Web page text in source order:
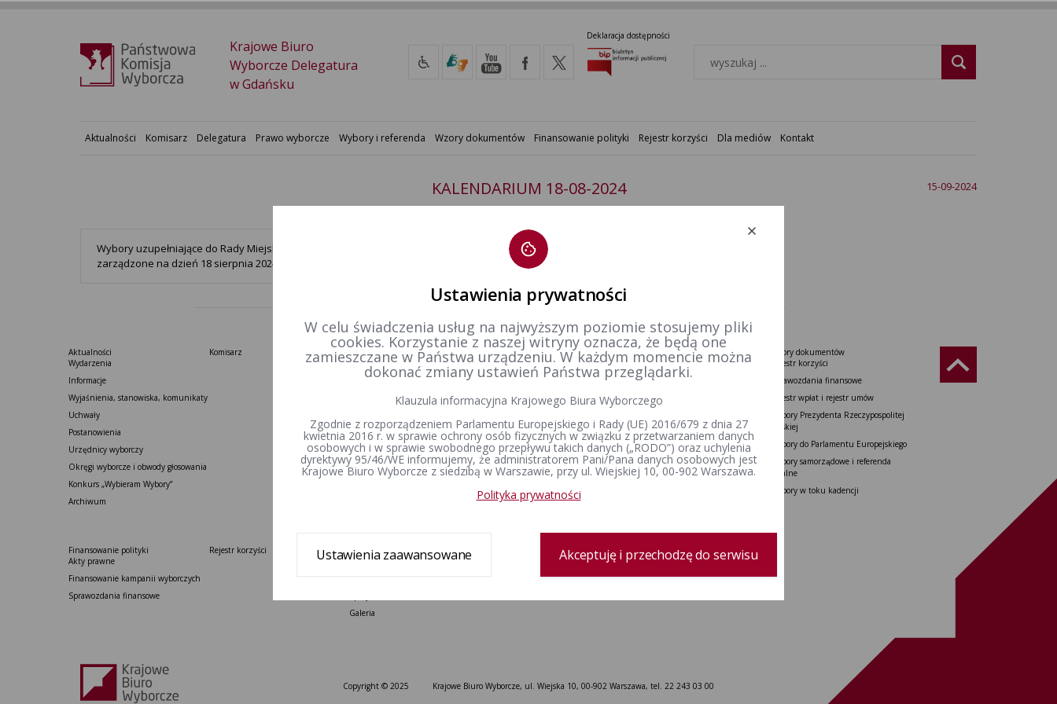
Krajowe Biuro
Wyborcze Delegatura
w Gdańsku
Deklaracja dostępności
Aktualności Komisarz Delegatura Prawo wyborcze Wybory i referenda Wzory dokumentów Finansowanie polityki Rejestr korzyści Dla mediów Kontakt
KALENDARIUM 18-08-2024 15-09-2024
Wybory uzupełniające do Rady Miejskiej w Sztumie w okręgu wyborczym nr 10
zarządzone na dzień 18 sierpnia 2024 r.
Aktualności
Wydarzenia
Informacje
Wyjaśnienia, stanowiska, komunikaty
Uchwały
Postanowienia
Urzędnicy wyborczy
Okręgi wyborcze i obwody głosowania
Konkurs „Wybieram Wybory”
Archiwum
Komisarz
Delegatura
Zespół delegatury
Sprawozdanie finansowe
Prawo wyborcze
Konstytucja Rzeczypospolitej Polskiej​
Kodeks wyborczy
Ustawa o referendum ogólnokrajowym
Ustawa o partiach politycznych
Wyjaśnienia, stanowiska i
komunikaty
Wyroki i postanowienia sądów
Wybory i referenda
Wybory Prezydenta Rzeczypospolitej
Polskiej
Wybory do Parlamentu Europejskiego
Wybory samorządowe i referenda
lokalne
Referenda ogólnokrajowe
Rejestr wyborców
Wzory dokumentów
Rejestr korzyści
Sprawozdania finansowe
Rejestr wpłat i rejestr umów
Wybory Prezydenta Rzeczypospolitej
Polskiej
Wybory do Parlamentu Europejskiego
Wybory samorządowe i referenda
lokalne
Wybory w toku kadencji
Finansowanie polityki
Akty prawne
Finansowanie kampanii wyborczych
Sprawozdania finansowe
Rejestr korzyści
Dla mediów
Informacje prasowe
Galeria
Copyright © 2025 Krajowe Biuro Wyborcze, ul. Wiejska 10, 00-902 Warszawa, tel. 22 243 03 00
Ustawienia prywatności
W celu świadczenia usług na najwyższym poziomie stosujemy pliki
cookies. Korzystanie z naszej witryny oznacza, że będą one
zamieszczane w Państwa urządzeniu. W każdym momencie można
dokonać zmiany ustawień Państwa przeglądarki.
Klauzula informacyjna Krajowego Biura Wyborczego
Zgodnie z rozporządzeniem Parlamentu Europejskiego i Rady (UE) 2016/679 z dnia 27
kwietnia 2016 r. w sprawie ochrony osób fizycznych w związku z przetwarzaniem danych
osobowych i w sprawie swobodnego przepływu takich danych („RODO”) oraz uchylenia
dyrektywy 95/46/WE informujemy, że administratorem Pani/Pana danych osobowych jest
Krajowe Biuro Wyborcze z siedzibą w Warszawie, przy ul. Wiejskiej 10, 00-902 Warszawa.
Polityka prywatności
Ustawienia zaawansowane Akceptuję i przechodzę do serwisu